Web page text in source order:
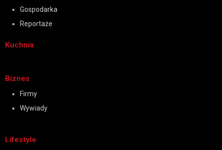
Gospodarka
Reportaże
Kuchnia
Biznes
Firmy
Wywiady
Lifestyle